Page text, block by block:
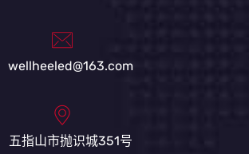
wellheeled@163.com
五指山市抛识城351号